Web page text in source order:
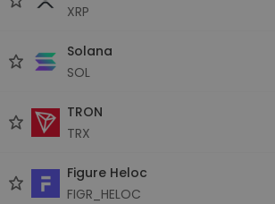
XRP
Solana
SOL
TRON
TRX
Figure Heloc
FIGR_HELOC